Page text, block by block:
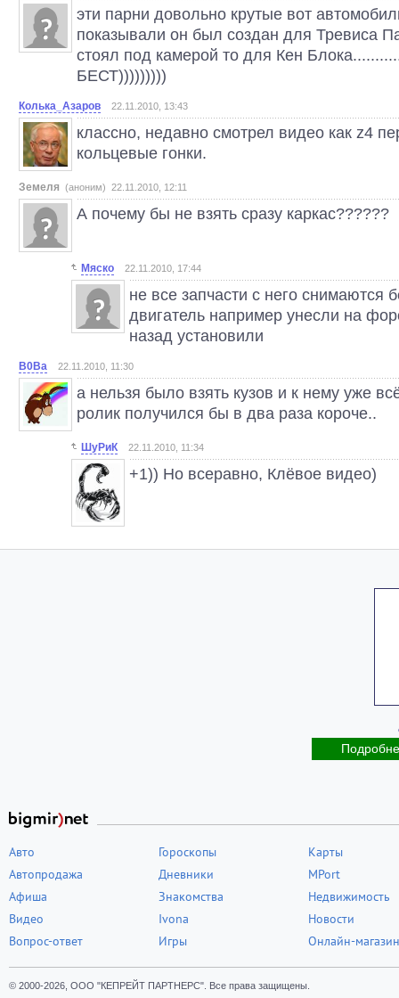
эти парни довольно крутые вот
показывали он был создан для Тревиса
стоял под камерой то для Кен
БЕСТ)))))))))
Колька_Азаров 22.11.2010, 13:43
классно, недавно смотрел видео как z4
кольцевые гонки.
Земеля (аноним) 22.11.2010, 12:11
А почему бы не взять сразу каркас??????
Мяско 22.11.2010, 17:44
не все запчасти с него снимаются
двигатель например унесли на
назад установили
B0Ва 22.11.2010, 11:30
а нельзя было взять кузов и к нему уже
ролик получился бы в два раза короче..
ШуРиК 22.11.2010, 11:34
+1)) Но всеравно, Клёвое видео)
Авто
Автопродажа
Афиша
Видео
Вопрос-ответ
Гороскопы
Дневники
Знакомства
Ivona
Игры
Карты
MPort
Недвижимость
Новости
Онлайн-магазин
© 2000-2026, ООО "КЕПРЕЙТ ПАРТНЕРС". Все права защищены.